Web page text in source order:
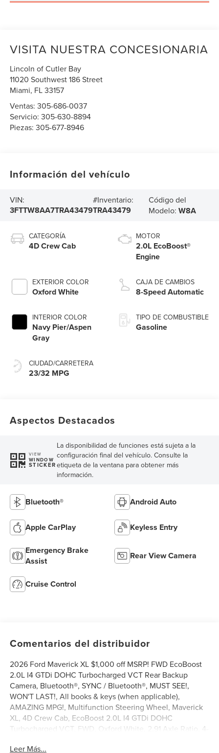
VISITA NUESTRA CONCESIONARIA
Lincoln of Cutler Bay
11020 Southwest 186 Street
Miami, FL33157
Ventas:305-686-0037
Servicio:305-630-8894
Piezas:305-677-8946
Información del vehículo
VIN:
3FTTW8AA7TRA43479
#Inventario:
TRA43479
Código del
Modelo:W8A
CATEGORÍA
4D Crew Cab
EXTERIOR COLOR
Oxford White
INTERIOR COLOR
Navy Pier/Aspen
Gray
CIUDAD/CARRETERA
23/32 MPG
MOTOR
2.0L EcoBoost®
Engine
CAJA DE CAMBIOS
8-Speed Automatic
TIPO DE COMBUSTIBLE
Gasoline
Aspectos Destacados
VIEW
WINDOW
STICKER
La disponibilidad de funciones está sujeta a la
configuración final del vehículo. Consulte la
etiqueta de la ventana para obtener más
información.
Bluetooth® Android Auto
Apple CarPlay Keyless Entry
Emergency Brake
Assist
Rear View Camera
Cruise Control
Comentarios del distribuidor
2026 Ford Maverick XL $1,000 off MSRP! FWD EcoBoost
2.0L I4 GTDi DOHC Turbocharged VCT Rear Backup
Camera, Bluetooth®, SYNC / Bluetooth®, MUST SEE!,
WON'T LAST!, All books & keys (when applicable),
AMAZING MPG!, Multifunction Steering Wheel, Maverick
XL, 4D Crew Cab, EcoBoost 2.0L I4 GTDi DOHC
Turbocharged VCT, FWD, Oxford White, 2.91 Axle Ratio, 4-
Conditioning, AM/FM radio: SiriusXM with 360L, Apple
Leer Más...